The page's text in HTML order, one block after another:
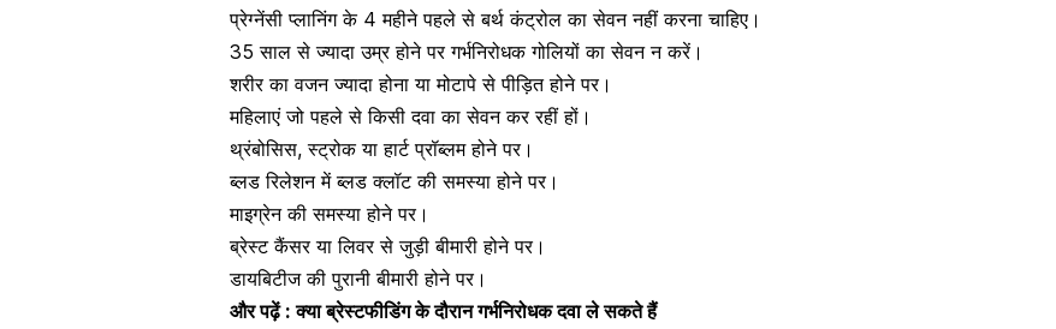
प्रेग्नेंसी प्लानिंग के 4 महीने पहले से बर्थ कंट्रोल का सेवन नहीं करना चाहिए।
35 साल से ज्यादा उम्रहोने पर गर्भनिरोधक गोलियों का सेवन न करें।
शरीर का वजन ज्यादा होना या मोटापे से पीड़ित होने पर।
महिलाएं जो पहले से किसी दवा का सेवन कर रहीं हों।
थ्रंबोसिस, स्ट्रोक या हार्ट प्रॉब्लम होने पर।
ब्लड रिलेशन में ब्लड क्लॉट की समस्या होने पर।
माइग्रेन की समस्या होने पर।
ब्रेस्ट कैंसर या लिवर से जुड़ी बीमारी होने पर।
डायबिटीजकी पुरानी बीमारी होने पर।
और पढ़ें : क्या ब्रेस्टफीडिंग के दौरान गर्भनिरोधक दवा ले सकते हैं